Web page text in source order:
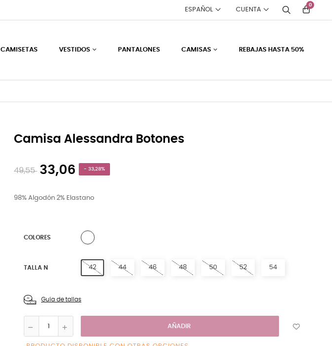
ESPAÑOL CUENTA
0
CAMISETAS VESTIDOS PANTALONES CAMISAS REBAJAS HASTA 50%
Camisa Alessandra Botones
49,55 33,06 - 33,28%
98% Algodón 2% Elastano
COLORES 1 BLANCO
TALLA N 42 44 46 48 50 52 54
Guía de tallas
AÑADIR